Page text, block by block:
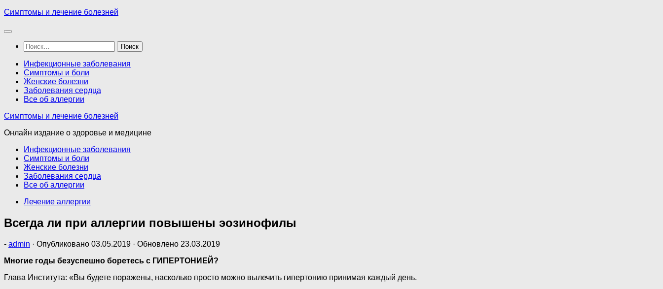
Перейти
содержимому
Симптомы и лечение болезней
Найти:
Инфекционные заболевания
Симптомы и боли
Женские болезни
Заболевания сердца
Все об аллергии
Симптомы и лечение болезней
Онлайн издание о здоровье и медицине
Инфекционные заболевания
Симптомы и боли
Женские болезни
Заболевания сердца
Все об аллергии
Лечение аллергии
Всегда ли при аллергии повышены эозинофилы
- admin · Опубликовано 03.05.2019 · Обновлено 23.03.2019
Многие годы безуспешно боретесь с ГИПЕРТОНИЕЙ?
Глава Института: «Вы будете поражены, насколько просто можно вылечить гипертонию принимая каждый день.